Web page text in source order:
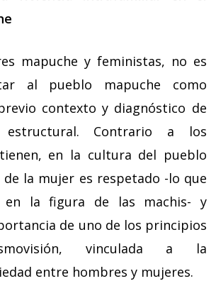
mapuche y feministas, no es
al pueblo mapuche como
contexto y diagnóstico de
Contrario a los
en la cultura del pueblo
la mujer es respetado -lo que
en la figura de las machis- y
de uno de los principios
vinculada a la
entre hombres y mujeres.